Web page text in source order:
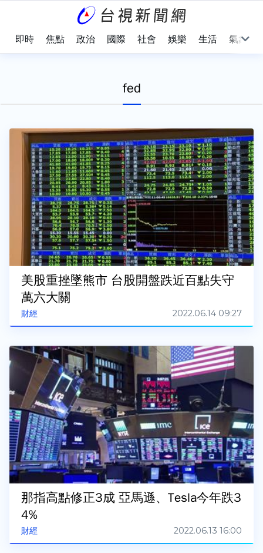
即時 焦點 政治 國際 社會 娛樂 生活 氣象
fed
財經
美股重挫墜熊市 台股開盤跌近百點失守
萬六大關
2022.06.14 09:27
財經
那指高點修正3成 亞馬遜、Tesla今年跌3
4%
2022.06.13 16:00